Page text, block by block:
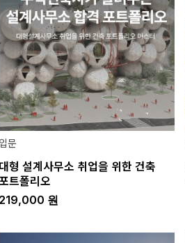
입문
대형 설계사무소 취업을 위한 건축
트폴리오
219,000 원